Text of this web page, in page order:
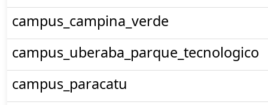
campus_campina_verde
campus_uberaba_parque_tecnologico
campus_paracatu